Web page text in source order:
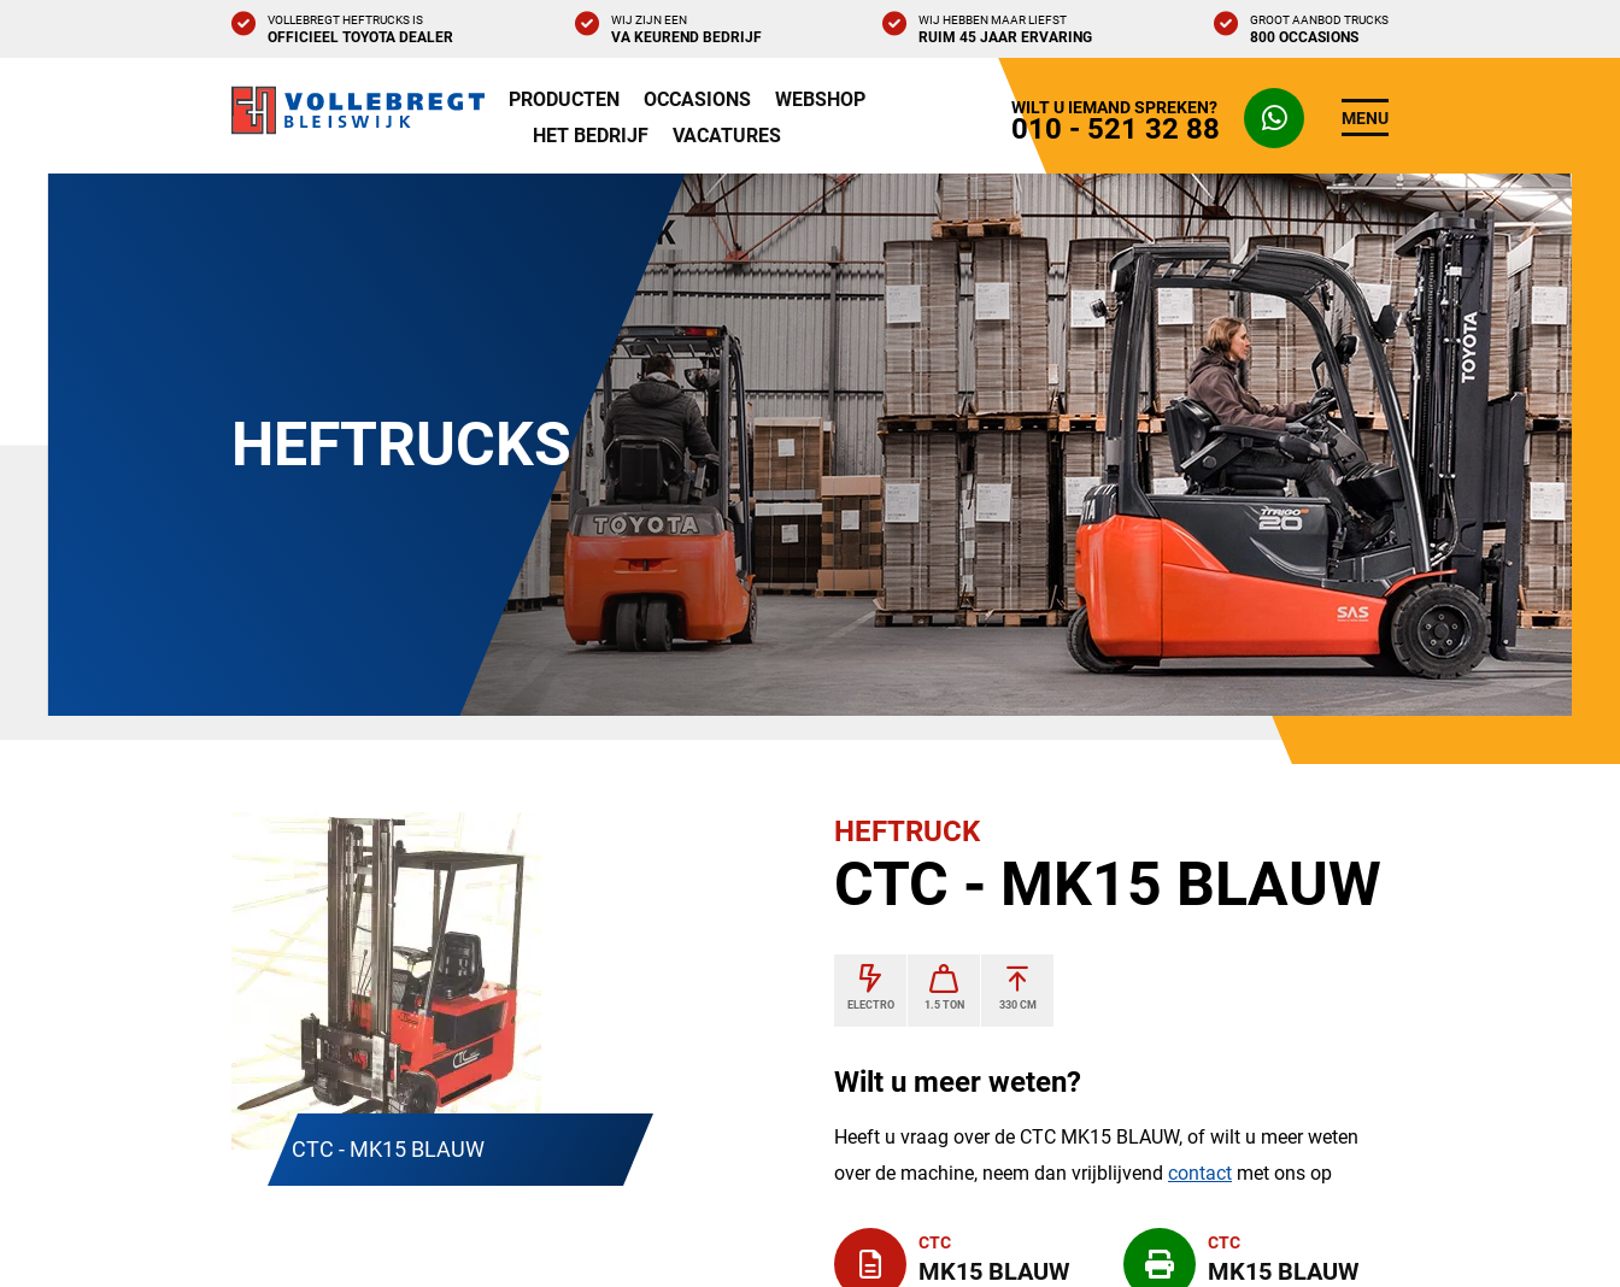
VOLLEBREGT HEFTRUCKS IS
OFFICIEEL TOYOTA DEALER
WIJ ZIJN EEN
VA KEUREND BEDRIJF
WIJ HEBBEN MAAR LIEFST
RUIM 45 JAAR ERVARING
GROOT AANBOD TRUCKS
800 OCCASIONS
PRODUCTEN OCCASIONS
WEBSHOP
HET BEDRIJF
VACATURES
WILT U IEMAND SPREKEN?
010 - 521 32 88 MENU
HEFTRUCKS
CTC - MK15 BLAUW
HEFTRUCK
CTC - MK15 BLAUW
ELECTRO 1.5 TON 330 CM
Wilt u meer weten?
Heeft u vraag over de CTC MK15 BLAUW, of wilt u meer weten
over de machine, neem dan vrijblijvend contact met ons op
CTC
MK15 BLAUW
CTC
MK15 BLAUW